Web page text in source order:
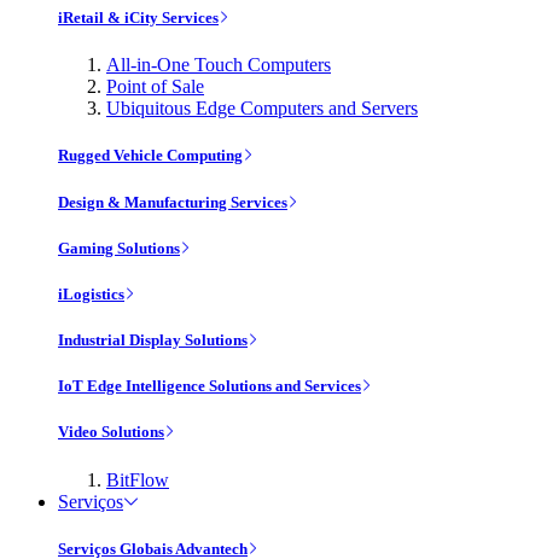
iRetail & iCity Services
All-in-One Touch Computers
Point of Sale
Ubiquitous Edge Computers and Servers
Rugged Vehicle Computing
Design & Manufacturing Services
Gaming Solutions
iLogistics
Industrial Display Solutions
IoT Edge Intelligence Solutions and Services
Video Solutions
BitFlow
Serviços
Serviços Globais Advantech